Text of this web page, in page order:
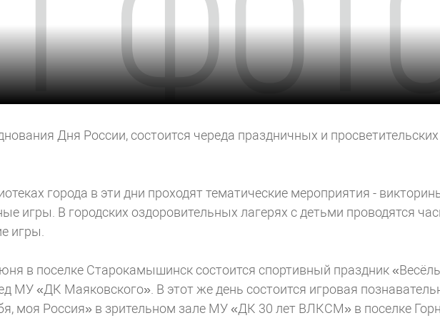
Дня России, состоится череда праздничных и просветительских
города в эти дни проходят тематические мероприятия -
игры. В городских оздоровительных лагерях с детьми проводятся
игры.
в поселке Старокамышинск состоится спортивный праздник
МУ «ДК Маяковского». В этот же день состоится игровая
моя Россия» в зрительном зале МУ «ДК 30 лет ВЛКСМ» в поселке